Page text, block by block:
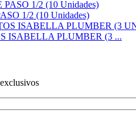
1/2 (10 Unidades)
ISABELLA PLUMBER (3 ...